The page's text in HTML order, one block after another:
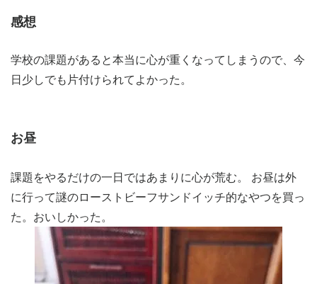
感想
学校の課題があると本当に心が重くなってしまうので、今
日少しでも片付けられてよかった。
お昼
課題をやるだけの一日ではあまりに心が荒む。 お昼は外
に行って謎のローストビーフサンドイッチ的なやつを買っ
た。おいしかった。